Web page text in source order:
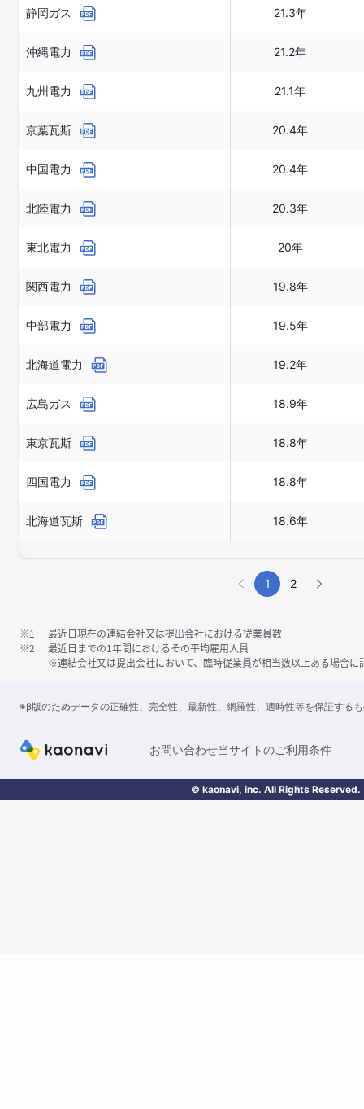
静岡ガス 21.3年
沖縄電力 21.2年
九州電力 21.1年
京葉瓦斯 20.4年
中国電力 20.4年
北陸電力 20.3年
東北電力 20年
関西電力 19.8年
中部電力 19.5年
北海道電力 19.2年
広島ガス 18.9年
東京瓦斯 18.8年
四国電力 18.8年
北海道瓦斯 18.6年
1 2
※1
最近日現在の連結会社又は提出会社における従業員数
※2
最近日までの1年間におけるその平均雇用人員
※連結会社又は提出会社において、臨時従業員が相当数以上ある場合に
※β版のためデータの正確性、完全性、最新性、網羅性、適時性等を保証する
お問い合わせ当サイトのご利用条件
© kaonavi, inc. All Rights Reserved.